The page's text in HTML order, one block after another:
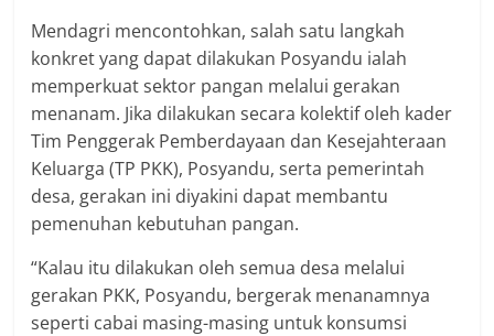
Mendagri mencontohkan, salah satu langkah
konkret yang dapat dilakukan Posyandu ialah
memperkuat sektor pangan melalui gerakan
menanam. Jika dilakukan secara kolektif oleh kader
Tim Penggerak Pemberdayaan dan Kesejahteraan
Keluarga (TP PKK), Posyandu, serta pemerintah
desa, gerakan ini diyakini dapat membantu
pemenuhan kebutuhan pangan.
“Kalau itu dilakukan oleh semua desa melalui
gerakan PKK, Posyandu, bergerak menanamnya
seperti cabai masing-masing untuk konsumsi